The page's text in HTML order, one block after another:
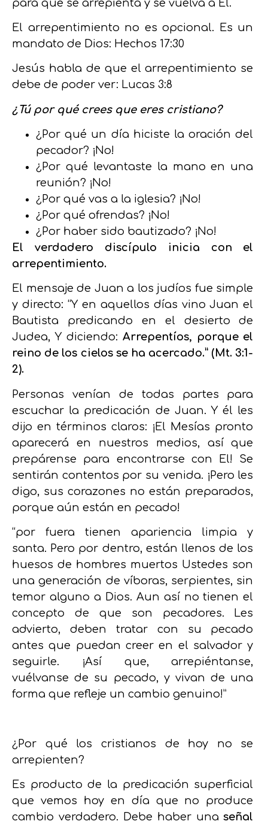
para que se arrepienta y se vuelva a Él.
El arrepentimiento no es opcional. Es un
mandato de Dios: Hechos 17:30
Jesús habla de que el arrepentimiento se
debe de poder ver: Lucas 3:8
¿Tú por qué crees que eres cristiano?
¿Por qué un día hiciste la oración del
pecador? ¡No!
¿Por qué levantaste la mano en una
reunión? ¡No!
¿Por qué vas a la iglesia? ¡No!
¿Por qué ofrendas? ¡No!
¿Por haber sido bautizado? ¡No!
El verdadero discípulo inicia con el
arrepentimiento.
El mensaje de Juan a los judíos fue simple
y directo: “Y en aquellos días vino Juan el
Bautista predicando en el desierto de
Judea, Y diciendo: Arrepentíos, porque el
reino de los cielos se ha acercado.” (Mt. 3:1-
2).
Personas venían de todas partes para
escuchar la predicación de Juan. Y él les
dijo en términos claros: ¡El Mesías pronto
aparecerá en nuestros medios, así que
prepárense para encontrarse con El! Se
sentirán contentos por su venida. ¡Pero les
digo, sus corazones no están preparados,
porque aún están en pecado!
“por fuera tienen apariencia limpia y
santa. Pero por dentro, están llenos de los
huesos de hombres muertos Ustedes son
una generación de víboras, serpientes, sin
temor alguno a Dios. Aun así no tienen el
concepto de que son pecadores. Les
advierto, deben tratar con su pecado
antes que puedan creer en el salvador y
seguirle. ¡Así que, arrepiéntanse,
vuélvanse de su pecado, y vivan de una
forma que refleje un cambio genuino!”
¿Por qué los cristianos de hoy no se
arrepienten?
Es producto de la predicación superficial
que vemos hoy en día que no produce
cambio verdadero. Debe haber unaseñal